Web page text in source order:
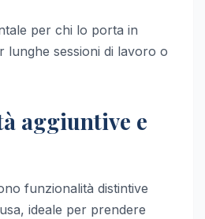
per chi lo porta in
lunghe sessioni di lavoro o
aggiuntive e
funzionalità distintive
ideale per prendere